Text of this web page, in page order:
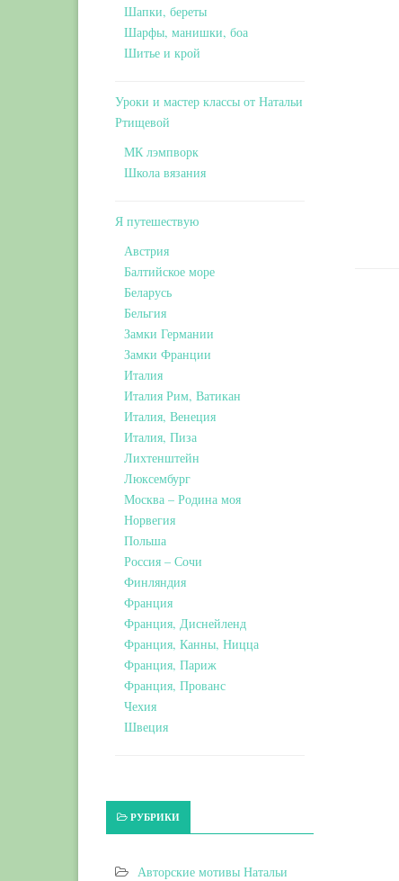
Шапки, береты
Шарфы, манишки, боа
Шитье и крой
Уроки и мастер классы от Натальи
Ртищевой
МК лэмпворк
Школа вязания
Я путешествую
Австрия
Балтийское море
Беларусь
Бельгия
Замки Германии
Замки Франции
Италия
Италия Рим, Ватикан
Италия, Венеция
Италия, Пиза
Лихтенштейн
Люксембург
Москва – Родина моя
Норвегия
Польша
Россия – Сочи
Финляндия
Франция
Франция, Диснейленд
Франция, Канны, Ницца
Франция, Париж
Франция, Прованс
Чехия
Швеция
РУБРИКИ
Авторские мотивы Натальи